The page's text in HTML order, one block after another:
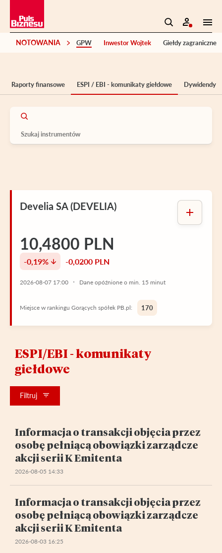
NOTOWANIA GPW Inwestor Wojtek Giełdy zagraniczne
Raporty finansowe ESPI / EBI - komunikaty giełdowe Dywidendy
Develia SA (DEVELIA)
10,4800 PLN
-0,19% -0,0200 PLN
2026-08-07 17:00 Dane opóźnione o min. 15 minut
Miejsce w rankingu Gorących spółek PB.pl: 170
ESPI/EBI - komunikaty
giełdowe
Filtruj
Informacja o transakcji objęcia przez
osobę pełniącą obowiązki zarządcze
akcji serii K Emitenta
2026-08-05 14:33
Informacja o transakcji objęcia przez
osobę pełniącą obowiązki zarządcze
akcji serii K Emitenta
2026-08-03 16:25